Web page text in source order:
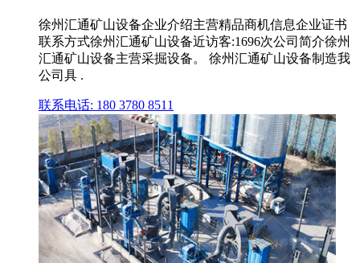
徐州汇通矿山设备企业介绍主营精品商机信息企业证书
联系方式徐州汇通矿山设备近访客:1696次公司简介徐州
汇通矿山设备主营采掘设备。 徐州汇通矿山设备制造我
公司具 .
联系电话: 180 3780 8511